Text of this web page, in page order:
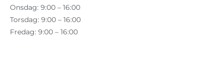
Onsdag: 9:00 – 16:00
Torsdag: 9:00 – 16:00
Fredag: 9:00 – 16:00